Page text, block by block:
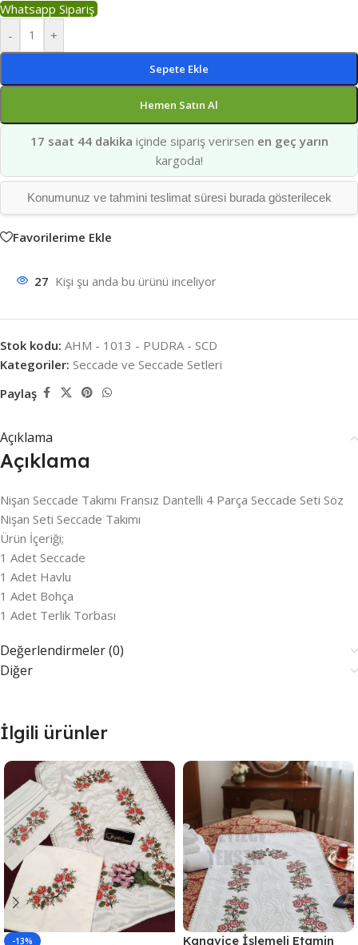
Whatsapp Sipariş
-
+
Sepete Ekle
Hemen Satın Al
17 saat 44 dakika içinde sipariş verirsen en geç yarın
kargoda!
Konumunuz ve tahmini teslimat süresi burada gösterilecek
Favorilerime Ekle
27 Kişi şu anda bu ürünü inceliyor
Stok kodu: AHM - 1013 - PUDRA - SCD
Kategoriler: Seccade ve Seccade Setleri
Paylaş
Açıklama
Açıklama
Nişan Seccade Takımı Fransız Dantelli 4 Parça Seccade Seti Söz
Nişan Seti Seccade Takımı
Ürün İçeriği;
1 Adet Seccade
1 Adet Havlu
1 Adet Bohça
1 Adet Terlik Torbası
Değerlendirmeler (0)
Diğer
İlgili ürünler
-13% Kanaviçe İşlemeli Etamin